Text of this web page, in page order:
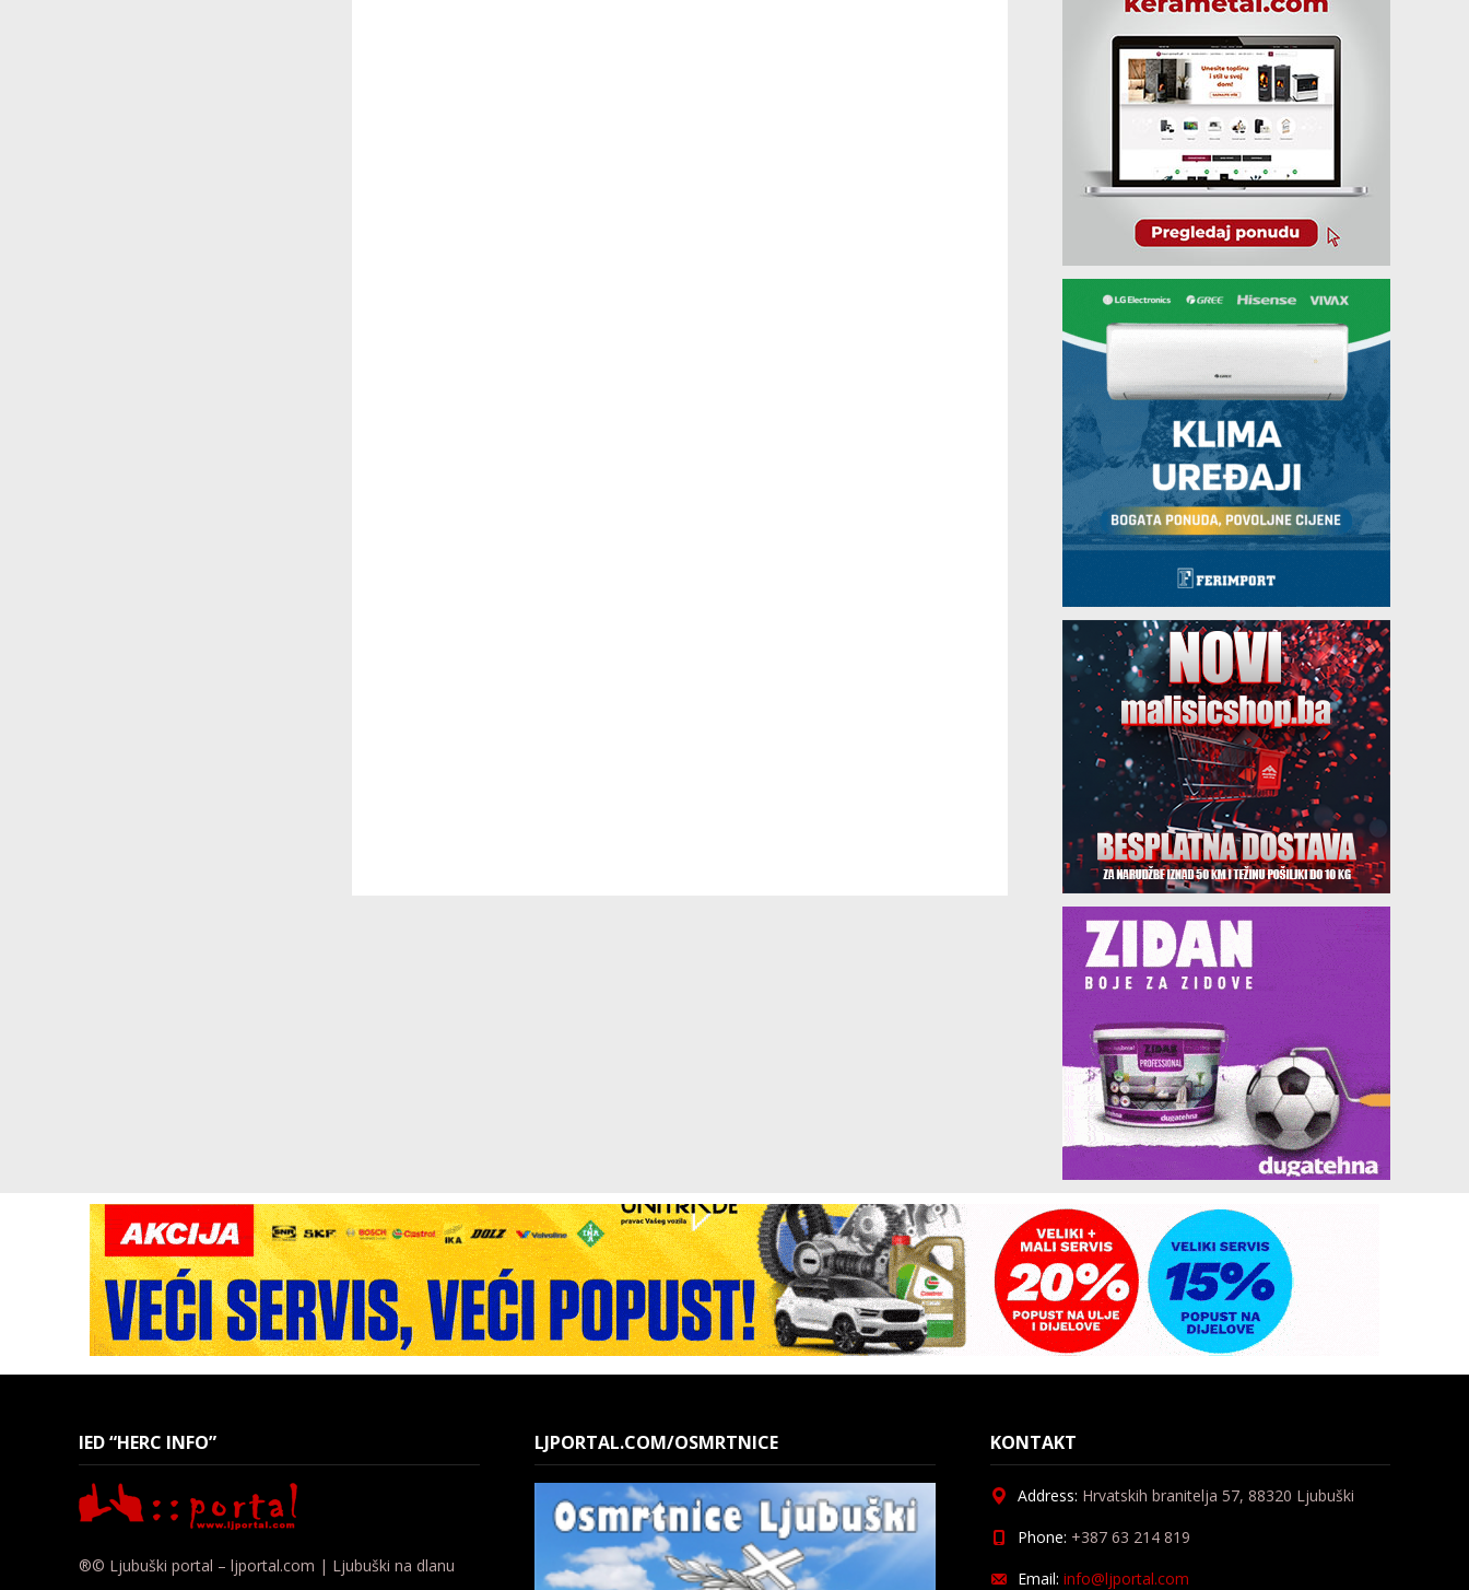
IED “HERC INFO”
®© Ljubuški portal – ljportal.com | Ljubuški na dlanu
LJPORTAL.COM/OSMRTNICE KONTAKT
Address: Hrvatskih branitelja 57, 88320 Ljubuški
Phone: +387 63 214 819
Email: info@ljportal.com